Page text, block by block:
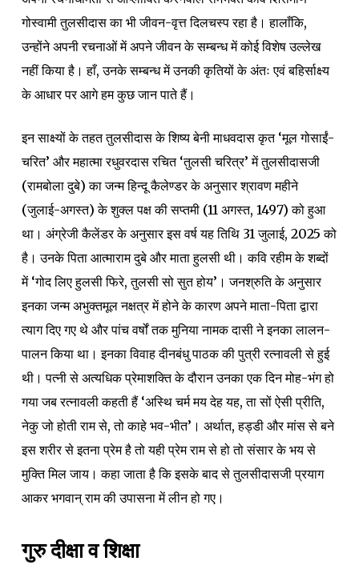
गोस्वामी तुलसीदास का भी जीवन-वृत्त दिलचस्प रहा है। हालाँकि,
उन्होंने अपनी रचनाओं में अपने जीवन के सम्बन्ध में कोई विशेष उल्लेख
नहीं किया है। हाँ, उनके सम्बन्ध में उनकी कृतियों के अंतः एवं बहिर्साक्ष्य
के आधार पर आगे हम कुछ जान पाते हैं।
इन साक्ष्यों के तहत तुलसीदास के शिष्य बेनी माधवदास कृत ‘मूल गोसाईं-
चरित’ और महात्मा रधुवरदास रचित ‘तुलसी चरित्र’ में तुलसीदासजी
(रामबोला दुबे) का जन्म हिन्दू कैलेण्डर के अनुसार श्रावण महीने
(जुलाई-अगस्त) के शुक्ल पक्ष की सप्तमी (11 अगस्त, 1497) को हुआ
था। अंग्रेजी कैलेंडर के अनुसार इस वर्ष यह तिथि 31 जुलाई, 2025 को
है। उनके पिता आत्माराम दुबे और माता हुलसी थी। कवि रहीम के शब्दों
में ‘गोद लिए हुलसी फिरे, तुलसी सो सुत होय’। जनश्रुति के अनुसार
इनका जन्म अभुक्तमूल नक्षत्र में होने के कारण अपने माता-पिता द्वारा
त्याग दिए गए थे और पांच वर्षों तक मुनिया नामक दासी ने इनका लालन-
पालन किया था। इनका विवाह दीनबंधु पाठक की पुत्री रत्नावली से हुई
थी। पत्नी से अत्यधिक प्रेमाशक्ति के दौरान उनका एक दिन मोह-भंग हो
गया जब रत्नावली कहती हैं ‘अस्थि चर्म मय देह यह, ता सों ऐसी प्रीति,
नेकु जो होती राम से, तो काहे भव-भीत’। अर्थात, हड्डी और मांस से बने
इस शरीर से इतना प्रेम है तो यही प्रेम राम से हो तो संसार के भय से
मुक्ति मिल जाय। कहा जाता है कि इसके बाद से तुलसीदासजी प्रयाग
आकर भगवान् राम की उपासना में लीन हो गए।
गुरु दीक्षा व शिक्षा